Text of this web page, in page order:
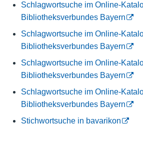
Schlagwortsuche im Online-
Bibliotheksverbundes Bayern
Schlagwortsuche im Online-
Bibliotheksverbundes Bayern
Schlagwortsuche im Online-
Bibliotheksverbundes Bayern
Schlagwortsuche im Online-
Bibliotheksverbundes Bayern
Stichwortsuche in bavarikon